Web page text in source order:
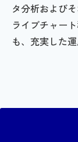
タ分析および
ライブチャー
も、充実した